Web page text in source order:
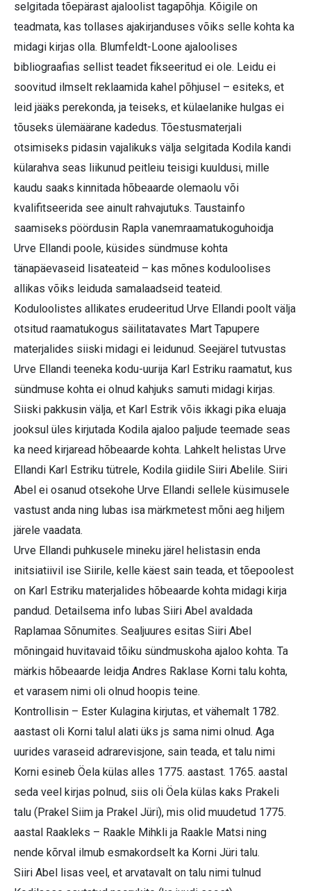
selgitada tõepärast ajaloolist tagapõhja. Kõigile on
teadmata, kas tollases ajakirjanduses võiks selle kohta ka
midagi kirjas olla. Blumfeldt-Loone ajaloolises
bibliograafias sellist teadet fikseeritud ei ole. Leidu ei
soovitud ilmselt reklaamida kahel põhjusel – esiteks, et
leid jääks perekonda, ja teiseks, et külaelanike hulgas ei
tõuseks ülemäärane kadedus. Tõestusmaterjali
otsimiseks pidasin vajalikuks välja selgitada Kodila kandi
külarahva seas liikunud peitleiu teisigi kuuldusi, mille
kaudu saaks kinnitada hõbeaarde olemaolu või
kvalifitseerida see ainult rahvajutuks. Taustainfo
saamiseks pöördusin Rapla vanemraamatukoguhoidja
Urve Ellandi poole, küsides sündmuse kohta
tänapäevaseid lisateateid – kas mõnes koduloolises
allikas võiks leiduda samalaadseid teateid.
Koduloolistes allikates erudeeritud Urve Ellandi poolt välja
otsitud raamatukogus säilitatavates Mart Tapupere
materjalides siiski midagi ei leidunud. Seejärel tutvustas
Urve Ellandi teeneka kodu-uurija Karl Estriku raamatut, kus
sündmuse kohta ei olnud kahjuks samuti midagi kirjas.
Siiski pakkusin välja, et Karl Estrik võis ikkagi pika eluaja
jooksul üles kirjutada Kodila ajaloo paljude teemade seas
ka need kirjaread hõbeaarde kohta. Lahkelt helistas Urve
Ellandi Karl Estriku tütrele, Kodila giidile Siiri Abelile. Siiri
Abel ei osanud otsekohe Urve Ellandi sellele küsimusele
vastust anda ning lubas isa märkmetest mõni aeg hiljem
järele vaadata.
Urve Ellandi puhkusele mineku järel helistasin enda
initsiatiivil ise Siirile, kelle käest sain teada, et tõepoolest
on Karl Estriku materjalides hõbeaarde kohta midagi kirja
pandud. Detailsema info lubas Siiri Abel avaldada
Raplamaa Sõnumites. Sealjuures esitas Siiri Abel
mõningaid huvitavaid tõiku sündmuskoha ajaloo kohta. Ta
märkis hõbeaarde leidja Andres Raklase Korni talu kohta,
et varasem nimi oli olnud hoopis teine.
Kontrollisin – Ester Kulagina kirjutas, et vähemalt 1782.
aastast oli Korni talul alati üks js sama nimi olnud. Aga
uurides varaseid adrarevisjone, sain teada, et talu nimi
Korni esineb Öela külas alles 1775. aastast. 1765. aastal
seda veel kirjas polnud, siis oli Öela külas kaks Prakeli
talu (Prakel Siim ja Prakel Jüri), mis olid muudetud 1775.
aastal Raakleks – Raakle Mihkli ja Raakle Matsi ning
nende kõrval ilmub esmakordselt ka Korni Jüri talu.
Siiri Abel lisas veel, et arvatavalt on talu nimi tulnud